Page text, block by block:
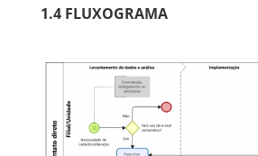
1.4 FLUXOGRAMA